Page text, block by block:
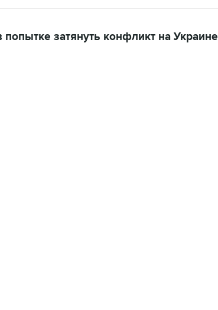
затянуть конфликт на Украине